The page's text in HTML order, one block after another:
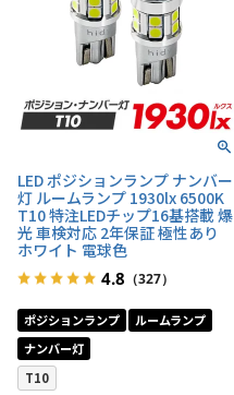
LED ポジションランプ ナンバー
灯 ルームランプ 1930lx 6500K
T10 特注LEDチップ16基搭載 爆
光 車検対応 2年保証 極性あり
ホワイト 電球色
4.8 （327）
ポジションランプ
ルームランプ
ナンバー灯
T10